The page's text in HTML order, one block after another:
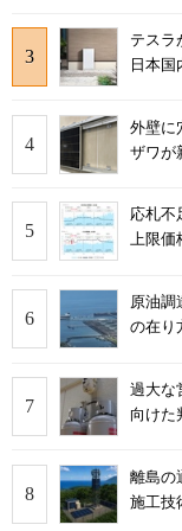
テスラ
日本国
外壁に
ザワが
応札
上限価
原油調
の在り
過大な
向けた
離島の
施工技